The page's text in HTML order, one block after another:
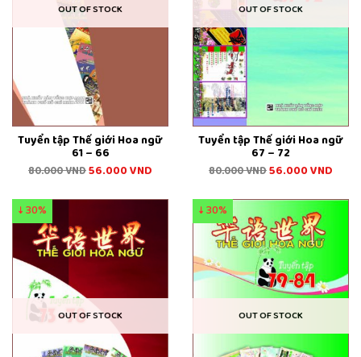
OUT OF STOCK
Tuyển tập Thế giới Hoa ngữ
61 – 66
80.000VND56.000VND
OUT OF STOCK
Tuyển tập Thế giới Hoa ngữ
67 – 72
80.000VND56.000VND
OUT OF STOCK
↓ 30%
OUT OF STOCK
↓ 30%